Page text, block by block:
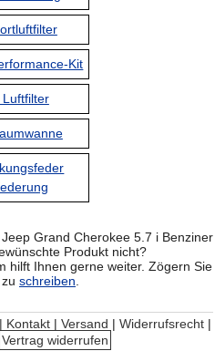
Kit
Luftfilter
Grand Cherokee 5.7 i Benziner
Produkt nicht?
hilft Ihnen gerne weiter. Zögern Sie
schreiben.
Kontakt | Versand | Widerrufsrecht |
Vertrag widerrufen